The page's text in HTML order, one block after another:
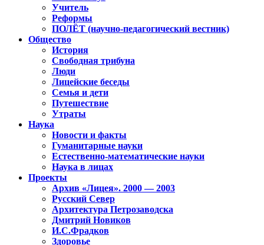
Учитель
Реформы
ПОЛЁТ (научно-педагогический вестник)
Общество
История
Свободная трибуна
Люди
Лицейские беседы
Семья и дети
Путешествие
Утраты
Наука
Новости и факты
Гуманитарные науки
Естественно-математические науки
Наука в лицах
Проекты
Архив «Лицея». 2000 — 2003
Русский Север
Архитектура Петрозаводска
Дмитрий Новиков
И.С.Фрадков
Здоровье